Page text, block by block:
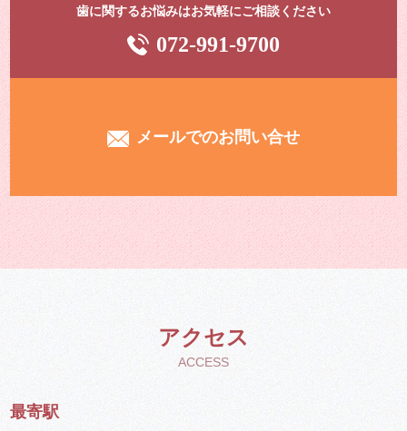
歯に関するお悩みはお気軽にご相談ください
072-991-9700
メールでのお問い合せ
アクセス
ACCESS
最寄駅